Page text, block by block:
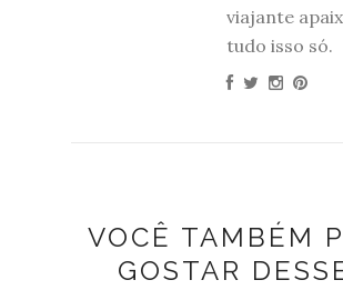
viajante
tudo isso só.
VOCÊ TAMBÉM
GOSTAR